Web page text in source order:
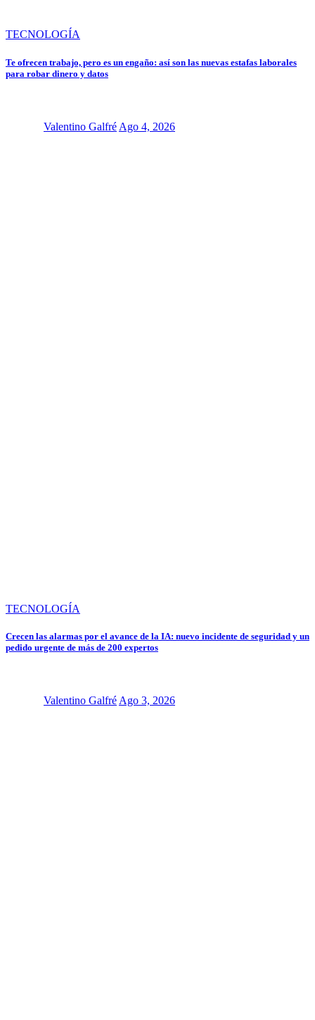
TECNOLOGÍA
Te ofrecen trabajo, pero es un engaño: así son las nuevas estafas laborales
para robar dinero y datos
Valentino Galfré Ago 4, 2026
TECNOLOGÍA
Crecen las alarmas por el avance de la IA: nuevo incidente de seguridad y un
pedido urgente de más de 200 expertos
Valentino Galfré Ago 3, 2026